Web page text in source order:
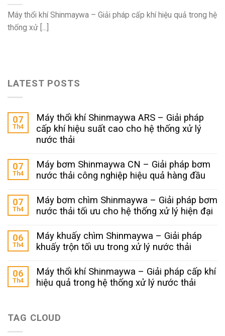
Máy thổi khí Shinmaywa – Giải pháp cấp khí hiệu quả trong hệ
thống xử [...]
LATEST POSTS
07
Th4
Máy thổi khí Shinmaywa ARS – Giải pháp
cấp khí hiệu suất cao cho hệ thống xử lý
nước thải
07
Th4
Máy bơm Shinmaywa CN – Giải pháp bơm
nước thải công nghiệp hiệu quả hàng đầu
07
Th4
Máy bơm chìm Shinmaywa – Giải pháp bơm
nước thải tối ưu cho hệ thống xử lý hiện đại
06
Th4
Máy khuấy chìm Shinmaywa – Giải pháp
khuấy trộn tối ưu trong xử lý nước thải
06
Th4
Máy thổi khí Shinmaywa – Giải pháp cấp khí
hiệu quả trong hệ thống xử lý nước thải
TAG CLOUD